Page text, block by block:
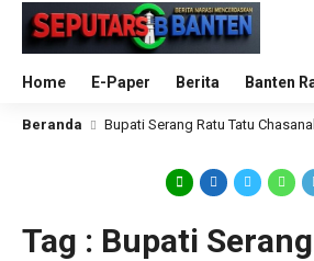
Home E-Paper Berita Banten
Beranda Bupati Serang Ratu Tatu
Tag : Bupati